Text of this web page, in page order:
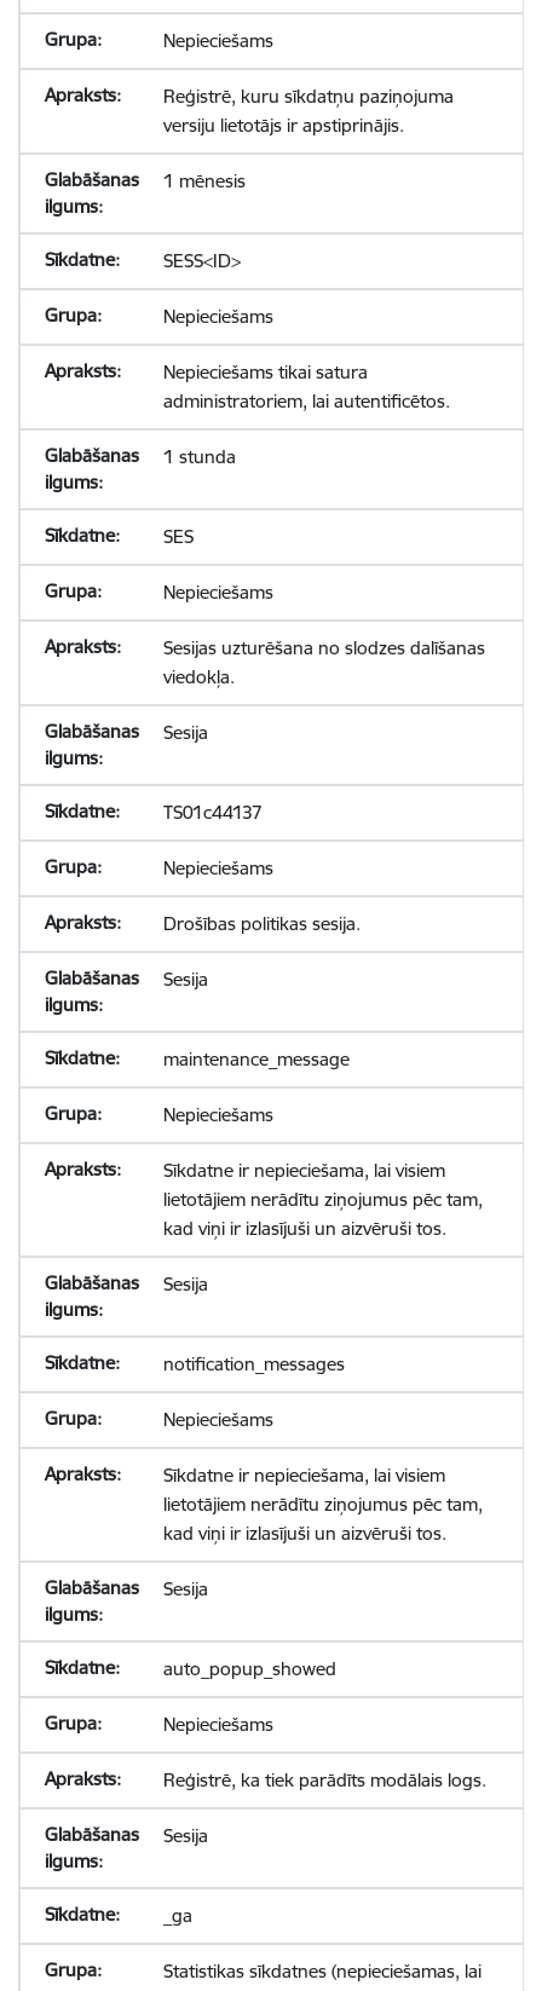
Nepieciešams
Reģistrē, kuru sīkdatņu paziņojuma
versiju lietotājs ir apstiprinājis.
1 mēnesis
SESS<ID>
Nepieciešams
Nepieciešams tikai satura
administratoriem, lai autentificētos.
1 stunda
SES
Nepieciešams
Sesijas uzturēšana no slodzes dalīšanas
viedokļa.
Sesija
TS01c44137
Nepieciešams
Drošības politikas sesija.
Sesija
maintenance_message
Nepieciešams
Sīkdatne ir nepieciešama, lai visiem
lietotājiem nerādītu ziņojumus pēc tam,
kad viņi ir izlasījuši un aizvēruši tos.
Sesija
notification_messages
Nepieciešams
Sīkdatne ir nepieciešama, lai visiem
lietotājiem nerādītu ziņojumus pēc tam,
kad viņi ir izlasījuši un aizvēruši tos.
Sesija
auto_popup_showed
Nepieciešams
Reģistrē, ka tiek parādīts modālais logs.
Sesija
_ga
Statistikas sīkdatnes (nepieciešamas, lai